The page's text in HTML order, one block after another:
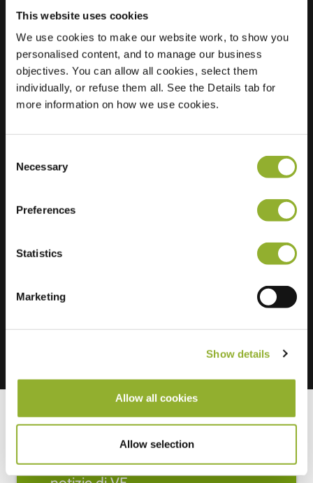
This website uses cookies
We use cookies to make our website work, to show you
personalised content, and to manage our business
objectives. You can allow all cookies, select them
individually, or refuse them all. See the Details tab for
more information on how we use cookies.
Selection
Necessary
Preferences
Statistics
Marketing
Show details
Allow all cookies
Allow selection
Posizione
Patrijslaan 2
2461 BP Ter Aar
Paesi Bassi
Regular Charging
Rimanete aggiornati sulle ultime